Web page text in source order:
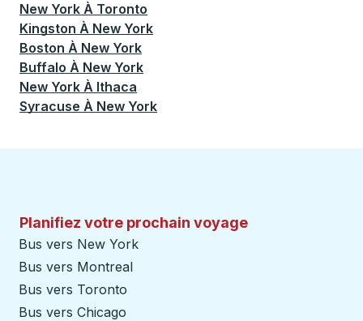
New York À Toronto
Kingston À New York
Boston À New York
Buffalo À New York
New York À Ithaca
Syracuse À New York
Planifiez votre prochain voyage
Bus vers New York
Bus vers Montreal
Bus vers Toronto
Bus vers Chicago